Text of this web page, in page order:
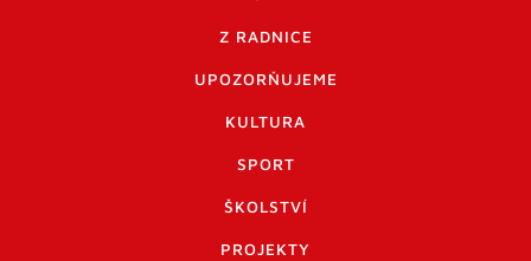
Z RADNICE
UPOZORŇUJEME
KULTURA
SPORT
ŠKOLSTVÍ
PROJEKTY